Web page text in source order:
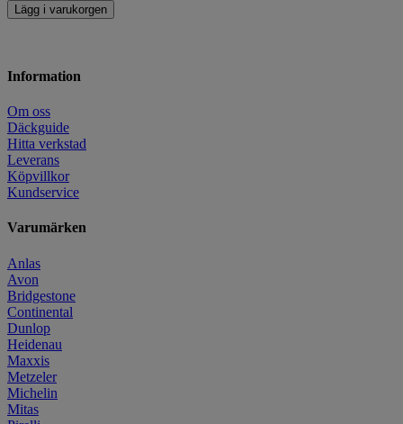
Lägg i varukorgen
Information
Om oss
Däckguide
Hitta verkstad
Leverans
Köpvillkor
Kundservice
Varumärken
Anlas
Avon
Bridgestone
Continental
Dunlop
Heidenau
Maxxis
Metzeler
Michelin
Mitas